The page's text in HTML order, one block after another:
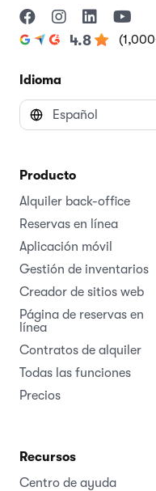
4.8
Idioma
Producto
Alquiler back-office
Reservas en línea
Aplicación móvil
Gestión de inventarios
Creador de sitios web
Página de reservas en
línea
Contratos de alquiler
Todas las funciones
Precios
Recursos
Centro de ayuda